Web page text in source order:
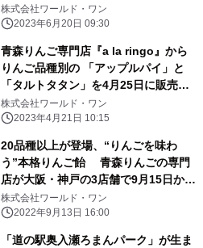
販売
株式会社ワールド・ワン
2023年6月20日 09:30
青森りんご専門店『a la ringo』から
りんご品種別の 「アップルパイ」と
「タルトタタン」を4月25日に販売開
始！ 品種ごとの甘みや酸味の違い
を“味くらべ”
株式会社ワールド・ワン
2023年4月21日 10:15
20品種以上が登場、“りんごを味わ
う”本格りんご飴 青森りんごの専門
店が大阪・神戸の3店舗で9月15日から
発売
株式会社ワールド・ワン
2022年9月13日 16:00
「道の駅奥入瀬ろまんパーク」が生ま